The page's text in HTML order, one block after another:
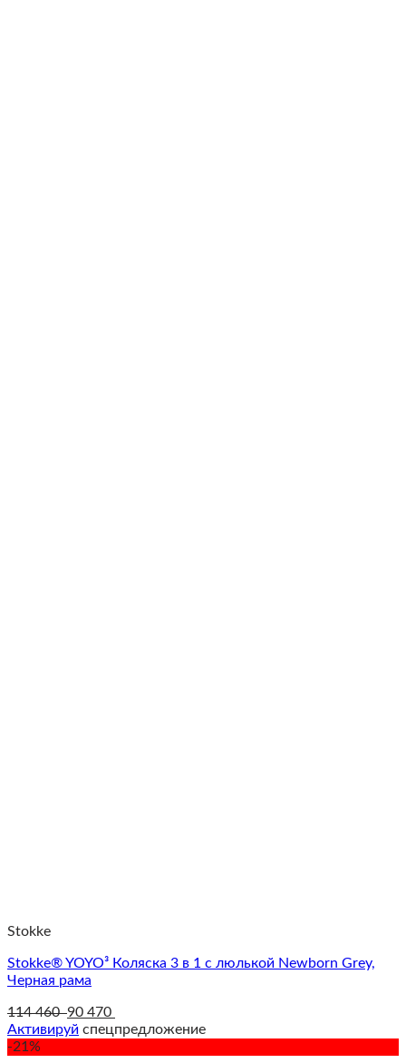
Stokke
Stokke® YOYO³ Коляска 3 в 1 с люлькой Newborn Grey,
Черная рама
114 460 90 470
Активируй спецпредложение
-21%